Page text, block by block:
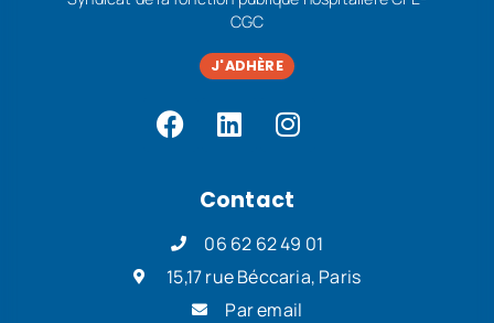
CGC
J'ADHÈRE
Contact
06 62 62 49 01
15,17 rue Béccaria, Paris
Par email